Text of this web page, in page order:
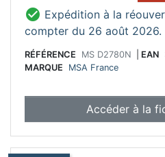
 Expédition à la
compter du 26 août 2026.
RÉFÉRENCE MS D2780N EAN
MARQUE
MSA France
Accéder à la